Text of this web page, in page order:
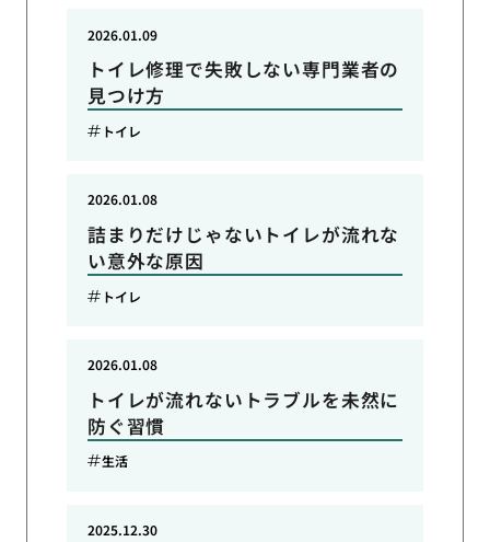
トイレ修理で失敗しない専門業者の
見つけ方
2026.01.09
トイレ
詰まりだけじゃないトイレが流れな
い意外な原因
2026.01.08
トイレ
トイレが流れないトラブルを未然に
防ぐ習慣
2026.01.08
生活
2025.12.30